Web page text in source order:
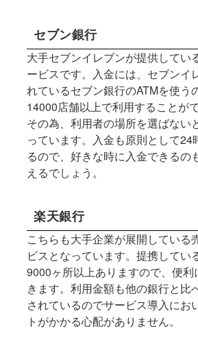
セブン銀行
大手セブンイレブンが提供してい
ービスです。入金には、セブンイ
れているセブン銀行のATMを使う
14000店舗以上で利用することがで
その為、利用者の場所を選ばない
っています。入金も原則として24
るので、好きな時に入金できるの
えるでしょう。
楽天銀行
こちらも大手企業が展開している
ビスとなっています。提携してい
9000ヶ所以上ありますので、便
きます。利用金額も他の銀行と比
されているのでサービス導入にお
トがかかる心配がありません。